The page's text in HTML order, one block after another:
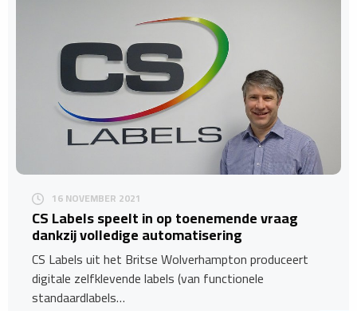
16 NOVEMBER 2021
CS Labels speelt in op toenemende vraag
dankzij volledige automatisering
CS Labels uit het Britse Wolverhampton produceert
digitale zelfklevende labels (van functionele
standaardlabels…